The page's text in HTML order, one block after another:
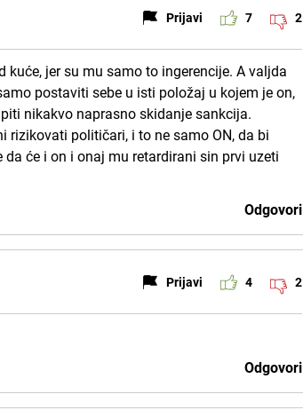
Prijavi 7 2
jer su mu samo to ingerencije. A valjda
postaviti sebe u isti položaj u kojem je on,
nikakvo naprasno skidanje sankcija.
rizikovati političari, i to ne samo ON, da bi
će i on i onaj mu retardirani sin prvi uzeti
Odgovori
Prijavi 4 2
Odgovori